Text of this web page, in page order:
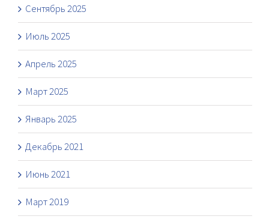
Сентябрь 2025
Июль 2025
Апрель 2025
Март 2025
Январь 2025
Декабрь 2021
Июнь 2021
Март 2019